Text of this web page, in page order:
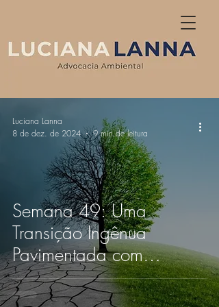
Semana 49: Uma
Transição Ingênua
Pavimentada com
Sustentabilidade Vazia.
Transição Sustentável,
Luciana Lanna
8 de dez. de 2024
9 min de leitura